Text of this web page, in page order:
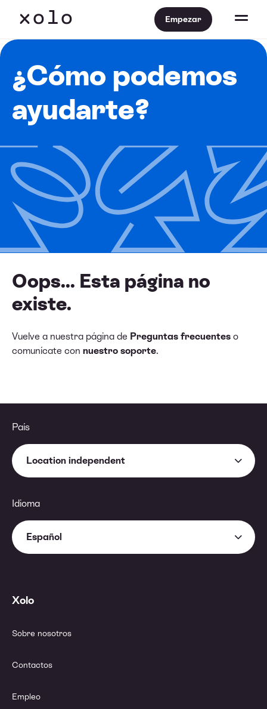
Empezar
¿Cómo podemos
ayudarte?
Oops... Esta página no
existe.
Vuelve a nuestra página de Preguntas frecuentes o
comunícate con nuestro soporte.
País
Location independent
Idioma
Español
Xolo
Sobre nosotros
Contactos
Empleo